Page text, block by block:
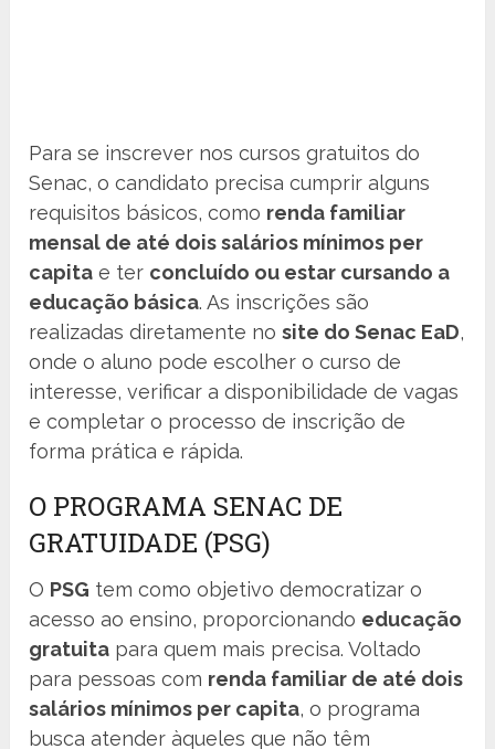
Para se inscrever nos cursos gratuitos do
Senac, o candidato precisa cumprir alguns
requisitos básicos, como renda familiar
mensal de até dois salários mínimos per
capita e ter concluído ou estar cursando a
educação básica. As inscrições são
realizadas diretamente nosite do Senac EaD,
onde o aluno pode escolher o curso de
interesse, verificar a disponibilidade de vagas
e completar o processo de inscrição de
forma prática e rápida.
O PROGRAMA SENAC DE
GRATUIDADE (PSG)
O PSG tem como objetivo democratizar o
acesso ao ensino, proporcionando educação
gratuita para quem mais precisa. Voltado
para pessoas com renda familiar de até dois
salários mínimos per capita, o programa
busca atender àqueles que não têm